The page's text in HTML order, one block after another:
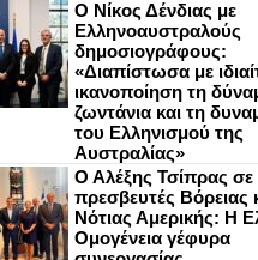
Ο Νίκος Δένδιας με
Ελληνοαυστραλούς
δημοσιογράφους:
«Διαπίστωσα με
ικανοποίηση τη
ζωντάνια και τη
του Ελληνισμού της
Αυστραλίας»
Ο Αλέξης Τσίπρας σε
πρεσβευτές Βόρειας
Νότιας Αμερικής: Η
Ομογένεια γέφυρα